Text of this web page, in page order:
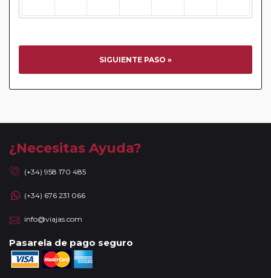
SIGUIENTE PASO »
¿Necesitas Ayuda?
(+34) 958 170 485
(+34) 676 231 066
info@viajas.com
Pasarela de pago seguro